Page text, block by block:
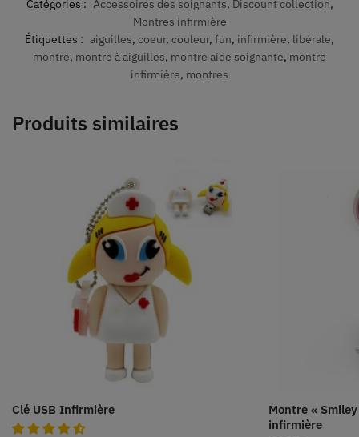
Catégories : Accessoires des soignants, Discount collection,
Montres infirmière
Étiquettes : aiguilles, coeur, couleur, fun, infirmière, libérale,
montre, montre à aiguilles, montre aide soignante, montre
infirmière, montres
Produits similaires
Clé USB Infirmière
Montre «
infirmière